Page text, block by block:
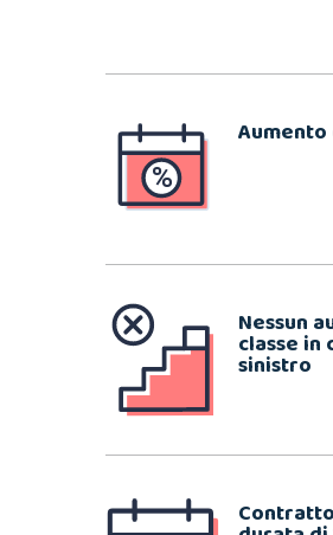
Nessun
classe in
sinistro